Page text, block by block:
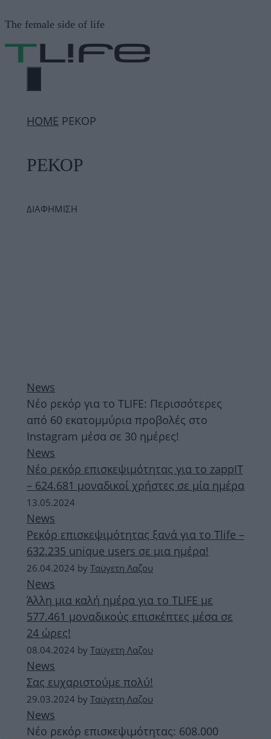
σε
περιεχόμενο
The female side of life
ΜΕΝΟΎ
ΗΟΜΕ ΡΕΚΟΡ
ΡΕΚΟΡ
ΔΙΑΦΗΜΙΣΗ
News
Νέο ρεκόρ για το TLIFE: Περισσότερες
από 60 εκατομμύρια προβολές στο
Instagram μέσα σε 30 ημέρες!
News
Νέο ρεκόρ επισκεψιμότητας για το zappIT
– 624.681 μοναδικοί χρήστες σε μία ημέρα
13.05.2024
News
Ρεκόρ επισκεψιμότητας ξανά για το Tlife –
632.235 unique users σε μια ημέρα!
26.04.2024 by Ταϋγετη Λαζου
News
Άλλη μια καλή ημέρα για το TLIFE με
577.461 μοναδικούς επισκέπτες μέσα σε
24 ώρες!
08.04.2024 by Ταϋγετη Λαζου
News
Σας ευχαριστούμε πολύ!
29.03.2024 by Ταϋγετη Λαζου
News
Νέο ρεκόρ επισκεψιμότητας: 608.000